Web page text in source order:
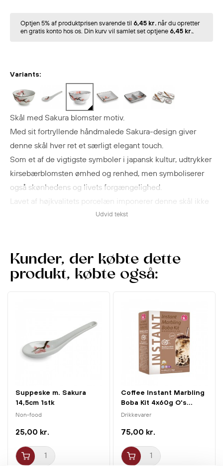
Optjen 5% af produktprisen svarende til 6,45 kr. når du opretter
en gratis konto hos os. Din kurv vil samlet set optjene 6,45 kr..
Variants:
Skål med Sakura blomster motiv.
Med sit fortryllende håndmalede Sakura-design giver
denne skål hver ret et særligt elegant touch.
Som et af de vigtigste symboler i japansk kultur, udtrykker
kirsebærblomsten ømhed og renhed, men symboliserer
også skønhedens og livets forgængelighed.
Lavet af højkvalitets porcelæn imponerer denne skål ikke
kun med sin æstetiske skønhed, men også med sin
Højde: 8,5cm
Produktet tåler mikroovn og opvaskemaskine.
Udvid tekst
Kunder, der købte dette
produkt, købte også:
Suppeske m. Sakura
14,5cm 1stk
Non-food
25,00 kr.
Coffee Instant Marbling
Boba Kit 4x60g O's...
Drikkevarer
75,00 kr.